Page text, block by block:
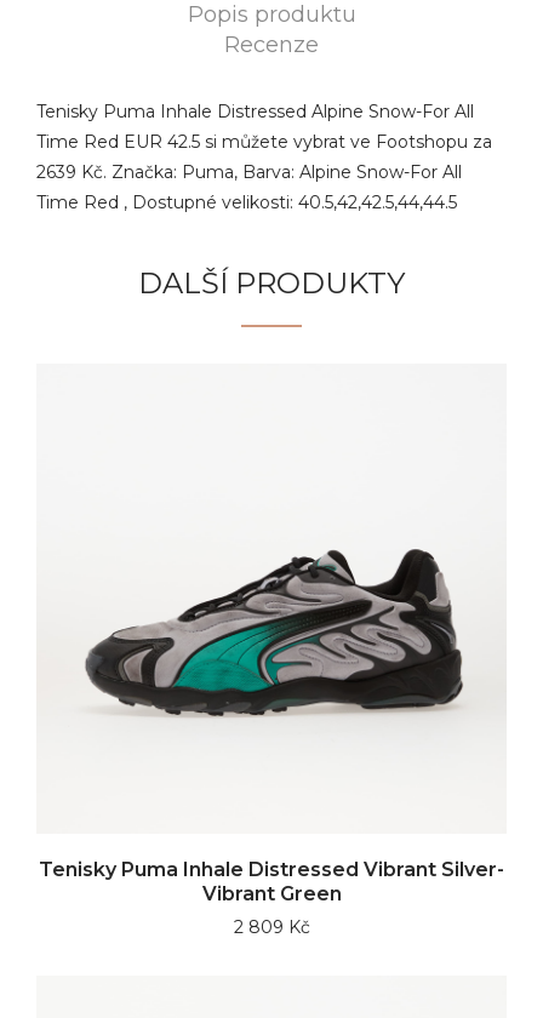
Popis produktu
Recenze
Tenisky Puma Inhale Distressed Alpine Snow-For All
Time Red EUR 42.5 si můžete vybrat ve Footshopu za
2639 Kč. Značka: Puma, Barva: Alpine Snow-For All
Time Red , Dostupné velikosti: 40.5,42,42.5,44,44.5
DALŠÍ PRODUKTY
Tenisky Puma Inhale Distressed Vibrant Silver-
Vibrant Green
2 809 Kč